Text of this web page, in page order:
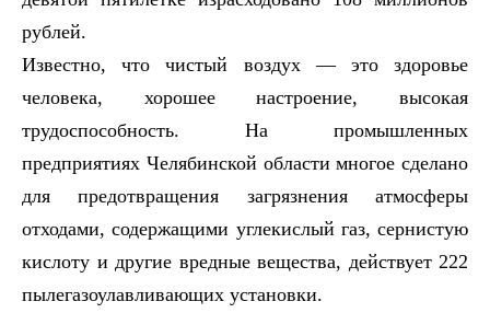
рублей.
Известно, что чистый воздух — это здоровье
человека, хорошее настроение, высокая
трудоспособность. На промышленных
предприятиях Челябинской области многое сделано
для предотвращения загрязнения атмосферы
отходами, содержащими углекислый газ, сернистую
кислоту и другие вредные вещества, действует 222
пылегазоулавливающих установки.